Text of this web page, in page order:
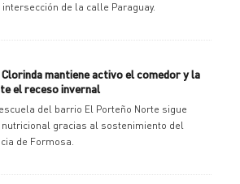
intersección de la calle Paraguay.
Clorinda mantiene activo el comedor y la
el receso invernal
del barrio El Porteño Norte sigue
gracias al sostenimiento del
de Formosa.